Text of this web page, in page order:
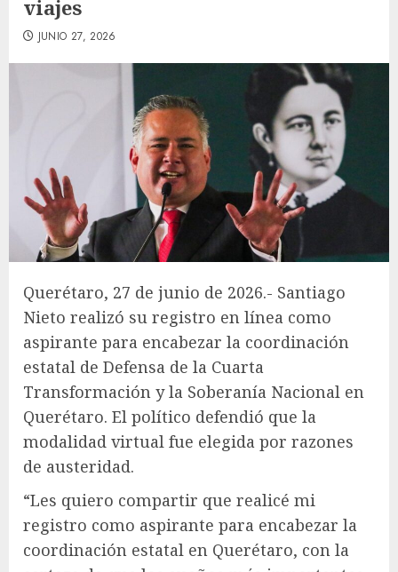
viajes
JUNIO 27, 2026
Querétaro, 27 de junio de 2026.- Santiago
Nieto realizó su registro en línea como
aspirante para encabezar la coordinación
estatal de Defensa de la Cuarta
Transformación y la Soberanía Nacional en
Querétaro. El político defendió que la
modalidad virtual fue elegida por razones
de austeridad.
“Les quiero compartir que realicé mi
registro como aspirante para encabezar la
coordinación estatal en Querétaro, con la